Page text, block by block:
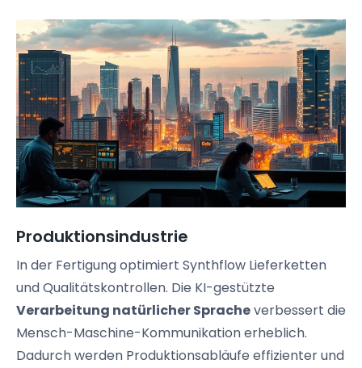
Produktionsindustrie
In der Fertigung optimiert Synthflow Lieferketten
und Qualitätskontrollen. Die KI-gestützte
Verarbeitung natürlicher Spracheverbessert die
Mensch-Maschine-Kommunikation erheblich.
Dadurch werden Produktionsabläufe effizienter und